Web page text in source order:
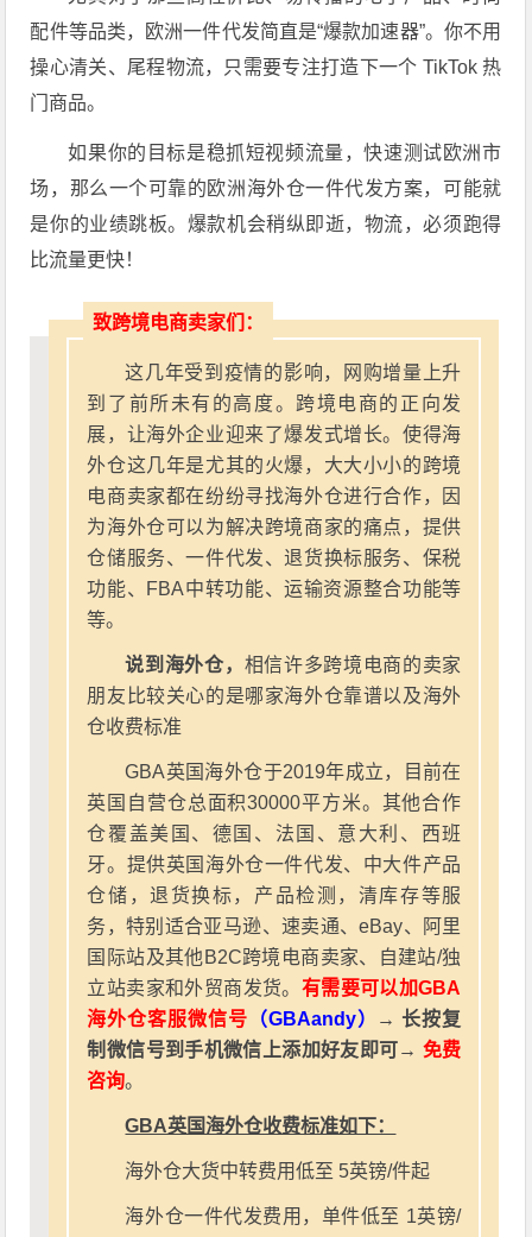
配件等品类，欧洲一件代发简直是“爆款加速器”。你不用
操心清关、尾程物流，只需要专注打造下一个 TikTok 热
门商品。
如果你的目标是稳抓短视频流量，快速测试欧洲市
场，那么一个可靠的欧洲海外仓一件代发方案，可能就
是你的业绩跳板。爆款机会稍纵即逝，物流，必须跑得
比流量更快！
致跨境电商卖家们：
这几年受到疫情的影响，网购增量上升
到了前所未有的高度。跨境电商的正向发
展，让海外企业迎来了爆发式增长。使得海
外仓这几年是尤其的火爆，大大小小的跨境
电商卖家都在纷纷寻找海外仓进行合作，因
为海外仓可以为解决跨境商家的痛点，提供
仓储服务、一件代发、退货换标服务、保税
功能、FBA中转功能、运输资源整合功能等
等。
说到海外仓， 相信许多跨境电商的卖家
朋友比较关心的是哪家海外仓靠谱以及海外
仓收费标准
GBA英国海外仓于2019年成立，目前在
英国自营仓总面积30000平方米。其他合作
仓覆盖美国、德国、法国、意大利、西班
牙。提供英国海外仓一件代发、中大件产品
仓储，退货换标，产品检测，清库存等服
务，特别适合亚马逊、速卖通、eBay、阿里
国际站及其他B2C跨境电商卖家、自建站/独
立站卖家和外贸商发货。 有需要可以加GBA
海外仓客服微信号 （GBAandy）
→ 长按复
制微信号到手机微信上添加好友即可→ 免费
咨询。
GBA英国海外仓收费标准如下：
海外仓大货中转费用低至 5英镑/件起
海外仓一件代发费用，单件低至 1英镑/